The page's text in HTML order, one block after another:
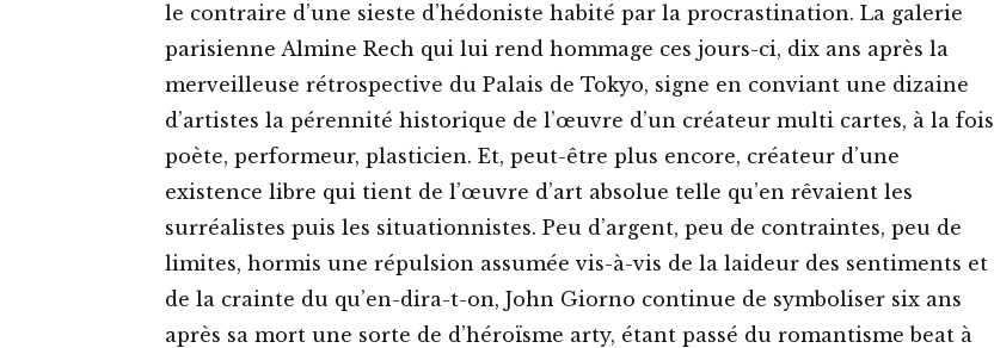
le contraire d’une sieste d’hédoniste habité par la procrastination. La galerie
parisienne Almine Rech qui lui rend hommage ces jours-ci, dix ans après la
merveilleuse rétrospective du Palais de Tokyo, signe en conviant une dizaine
d’artistes la pérennité historique de l’œuvre d’un créateur multi cartes, à la fois
poète, performeur, plasticien. Et, peut-être plus encore, créateur d’une
existence libre qui tient de l’œuvre d’art absolue telle qu’en rêvaient les
surréalistes puis les situationnistes. Peu d’argent, peu de contraintes, peu de
limites, hormis une répulsion assumée vis-à-vis de la laideur des sentiments et
de la crainte du qu’en-dira-t-on, John Giorno continue de symboliser six ans
après sa mort une sorte de d’héroïsme arty, étant passé du romantisme beat à